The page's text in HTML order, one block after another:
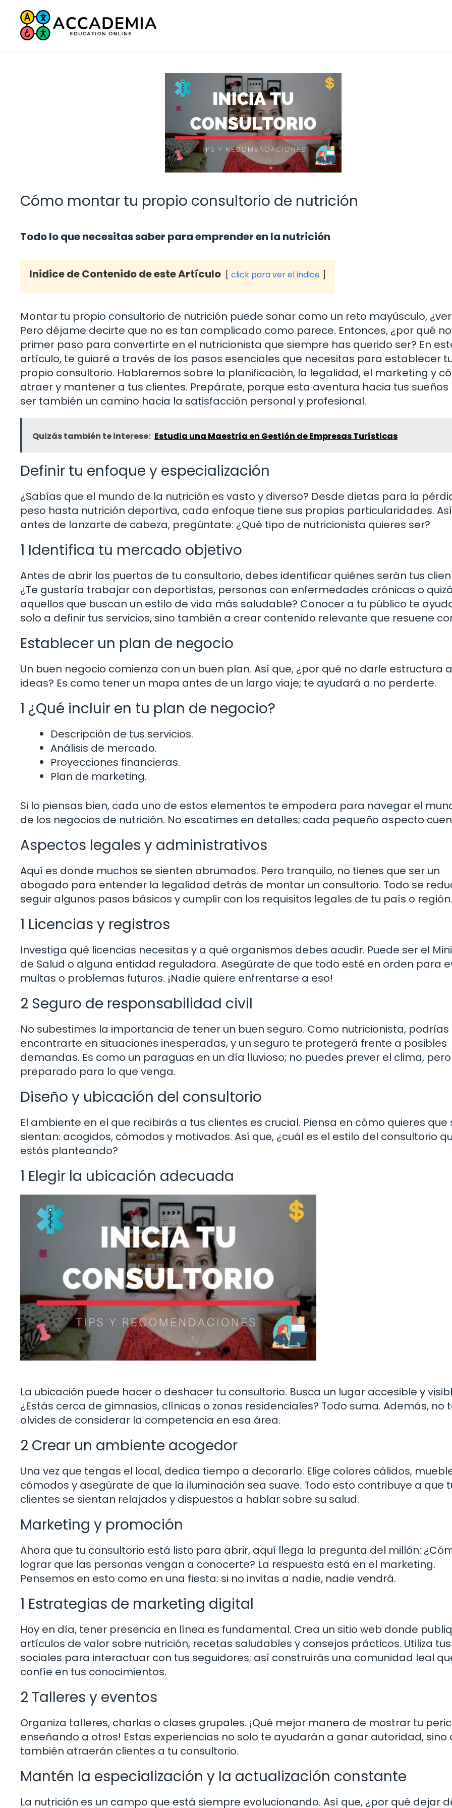
Saltar
contenido
Cómo montar tu propio consultorio de nutrición
Todo lo que necesitas saber para emprender en la nutrición
Inidice de Contenido de este Artículo click para ver el indice
Montar tu propio consultorio de nutrición puede sonar como un reto mayúsculo,
Pero déjame decirte que no es tan complicado como parece. Entonces, ¿por qué
primer paso para convertirte en el nutricionista que siempre has querido ser? En
artículo, te guiaré a través de los pasos esenciales que necesitas para establecer
propio consultorio. Hablaremos sobre la planificación, la legalidad, el marketing y
atraer y mantener a tus clientes. Prepárate, porque esta aventura hacia tus sueños
ser también un camino hacia la satisfacción personal y profesional.
Quizás también te interese: Estudia una Maestría en Gestión de Empresas Turísticas
Definir tu enfoque y especialización
¿Sabías que el mundo de la nutrición es vasto y diverso? Desde dietas para la
peso hasta nutrición deportiva, cada enfoque tiene sus propias particularidades.
antes de lanzarte de cabeza, pregúntate: ¿Qué tipo de nutricionista quieres ser?
1 Identifica tu mercado objetivo
Antes de abrir las puertas de tu consultorio, debes identificar quiénes serán tus
¿Te gustaría trabajar con deportistas, personas con enfermedades crónicas o
aquellos que buscan un estilo de vida más saludable? Conocer a tu público te
solo a definir tus servicios, sino también a crear contenido relevante que resuene
Establecer un plan de negocio
Un buen negocio comienza con un buen plan. Así que, ¿por qué no darle estructura
ideas? Es como tener un mapa antes de un largo viaje; te ayudará a no perderte.
1 ¿Qué incluir en tu plan de negocio?
Descripción de tus servicios.
Análisis de mercado.
Proyecciones financieras.
Plan de marketing.
Si lo piensas bien, cada uno de estos elementos te empodera para navegar el
de los negocios de nutrición. No escatimes en detalles; cada pequeño aspecto
Aspectos legales y administrativos
Aquí es donde muchos se sienten abrumados. Pero tranquilo, no tienes que ser un
abogado para entender la legalidad detrás de montar un consultorio. Todo se
seguir algunos pasos básicos y cumplir con los requisitos legales de tu país o región.
1 Licencias y registros
Investiga qué licencias necesitas y a qué organismos debes acudir. Puede ser el
de Salud o alguna entidad reguladora. Asegúrate de que todo esté en orden para
multas o problemas futuros. ¡Nadie quiere enfrentarse a eso!
2 Seguro de responsabilidad civil
No subestimes la importancia de tener un buen seguro. Como nutricionista, podrías
encontrarte en situaciones inesperadas, y un seguro te protegerá frente a posibles
demandas. Es como un paraguas en un día lluvioso; no puedes prever el clima,
preparado para lo que venga.
Diseño y ubicación del consultorio
El ambiente en el que recibirás a tus clientes es crucial. Piensa en cómo quieres que
sientan: acogidos, cómodos y motivados. Así que, ¿cuál es el estilo del consultorio
estás planteando?
1 Elegir la ubicación adecuada
La ubicación puede hacer o deshacer tu consultorio. Busca un lugar accesible y
¿Estás cerca de gimnasios, clínicas o zonas residenciales? Todo suma. Además, no
olvides de considerar la competencia en esa área.
2 Crear un ambiente acogedor
Una vez que tengas el local, dedica tiempo a decorarlo. Elige colores cálidos,
cómodos y asegúrate de que la iluminación sea suave. Todo esto contribuye a que
clientes se sientan relajados y dispuestos a hablar sobre su salud.
Marketing y promoción
Ahora que tu consultorio está listo para abrir, aquí llega la pregunta del millón:
lograr que las personas vengan a conocerte? La respuesta está en el marketing.
Pensemos en esto como en una fiesta: si no invitas a nadie, nadie vendrá.
1 Estrategias de marketing digital
Hoy en día, tener presencia en línea es fundamental. Crea un sitio web donde
artículos de valor sobre nutrición, recetas saludables y consejos prácticos. Utiliza
sociales para interactuar con tus seguidores; así construirás una comunidad leal
confíe en tus conocimientos.
2 Talleres y eventos
Organiza talleres, charlas o clases grupales. ¡Qué mejor manera de mostrar tu
enseñando a otros! Estas experiencias no solo te ayudarán a ganar autoridad, sino
también atraerán clientes a tu consultorio.
Mantén la especialización y la actualización constante
La nutrición es un campo que está siempre evolucionando. Así que, ¿por qué dejar